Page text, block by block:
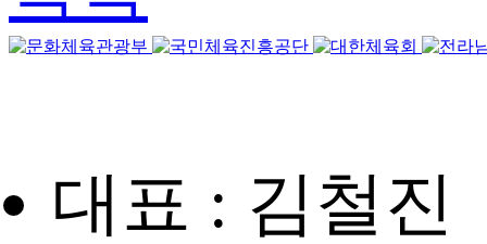
대표 : 김철진